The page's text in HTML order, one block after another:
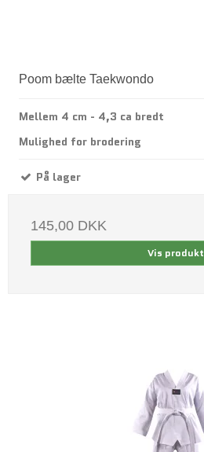
Poom bælte Taekwondo
Mellem 4 cm - 4,3 ca bredt
Mulighed for brodering
På lager
145,00 DKK
Vis produkt